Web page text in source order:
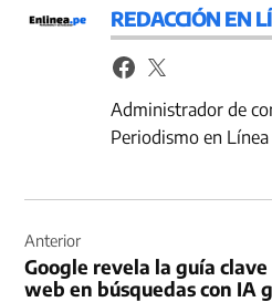
REDACCIÓN EN
Administrador de
Periodismo en
de
entradas
Anterior
Google revela la guía
web en búsquedas con IA